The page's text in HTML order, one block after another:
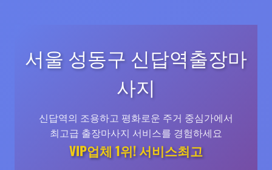
서울 성동구 신답역출장마
사지
신답역의 조용하고 평화로운 주거 중심가에서
최고급 출장마사지 서비스를 경험하세요
VIP업체 1위! 서비스최고